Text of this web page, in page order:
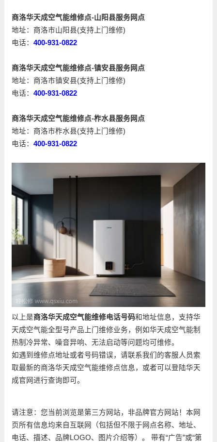
商洛华天成空气能维修点-山阳县服务网点
地址：商洛市山阳县(支持上门维修)
电话： 400-931-0822
商洛华天成空气能维修点-镇安县服务网点
地址：商洛市镇安县(支持上门维修)
电话： 400-931-0822
商洛华天成空气能维修点-柞水县服务网点
地址：商洛市柞水县(支持上门维修)
电话： 400-931-0822
以上是商洛华天成空气能维修电话号码和地址信息，支持华
天成空气能全型号产品上门维修业务，例如华天成空气能制
热制冷异常、噪音异响、无法启动等问题均可维修。
如遇到维修点地址或者号码错误，请联系我们的客服人员索
取最新的商洛华天成空气能维修点信息，或者可以登陆华天
成官网进行查询即可。
请注意：您当前浏览是第三方网站，非品牌官方网站！本网
页所有信息均来自互联网（包括但不限于网点名称、地址、
电话、描述、品牌LOGO、图片介绍等）。 带有“广告”或“第